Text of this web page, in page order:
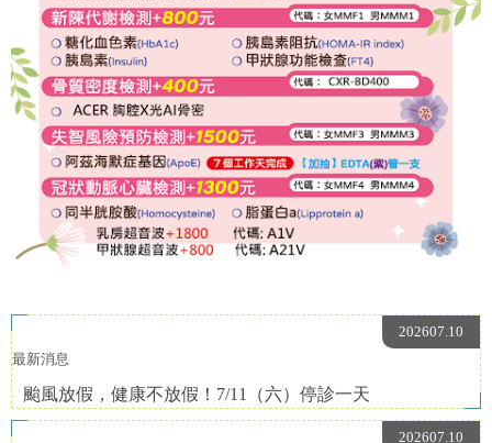
202607.10
最新消息
颱風放假，健康不放假！7/11（六）停診一天
202607.10